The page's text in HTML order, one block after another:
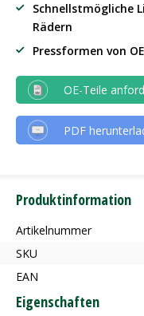
Schnellstmögliche
Rädern
Pressformen von
OE-Teile
PDF
Produktinformation
Artikelnummer
SKU
EAN
Eigenschaften